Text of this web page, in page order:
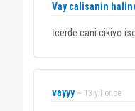
Vay calisanin
İcerde cani cikiyo
vayyy ~ 13 yıl önce